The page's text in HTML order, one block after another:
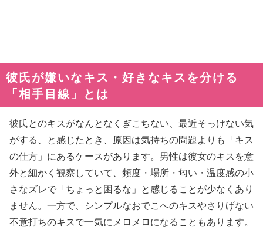
彼氏が嫌いなキス・好きなキスを分ける
「相手目線」とは
彼氏とのキスがなんとなくぎこちない、最近そっけない気
がする、と感じたとき、原因は気持ちの問題よりも「キス
の仕方」にあるケースがあります。男性は彼女のキスを意
外と細かく観察していて、頻度・場所・匂い・温度感の小
さなズレで「ちょっと困るな」と感じることが少なくあり
ません。一方で、シンプルなおでこへのキスやさりげない
不意打ちのキスで一気にメロメロになることもあります。